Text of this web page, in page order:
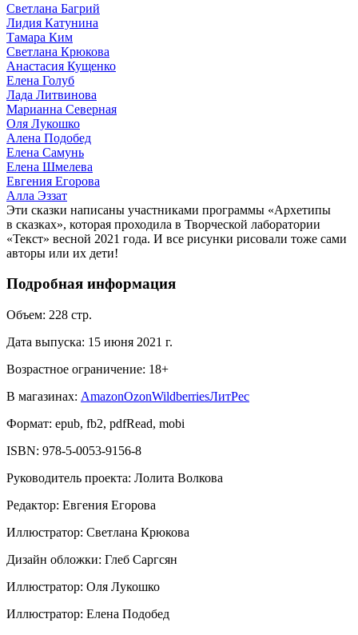
Светлана Багрий
Лидия Катунина
Тамара Ким
Светлана Крюкова
Анастасия Кущенко
Елена Голуб
Лада Литвинова
Марианна Северная
Оля Лукошко
Алена Подобед
Елена Самунь
Елена Шмелева
Евгения Егорова
Алла Эззат
Эти сказки написаны участниками программы «Архетипы
в сказках», которая проходила в Творческой лаборатории
«Текст» весной 2021 года. И все рисунки рисовали тоже сами
авторы или их дети!
Подробная информация
Объем: 228 стр.
Дата выпуска: 15 июня 2021 г.
Возрастное ограничение: 18+
В магазинах: AmazonOzonWildberriesЛитРес
Формат: epub, fb2, pdfRead, mobi
ISBN: 978-5-0053-9156-8
Руководитель проекта: Лолита Волкова
Редактор: Евгения Егорова
Иллюстратор: Светлана Крюкова
Дизайн обложки: Глеб Саргсян
Иллюстратор: Оля Лукошко
Иллюстратор: Елена Подобед